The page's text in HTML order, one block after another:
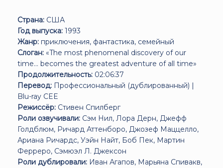
Страна: США
Год выпуска: 1993
Жанр: приключения, фантастика, семейный
Слоган: «The most phenomenal discovery of our
time... becomes the greatest adventure of all time»
Продолжительность: 02:06:37
Перевод: Профессиональный (дублированный) |
Blu-ray CEE
Режиссёр: Стивен Спилберг
Роли озвучивали: Сэм Нил, Лора Дерн, Джефф
Голдблюм, Ричард Аттенборо, Джозеф Маццелло,
Ариана Ричардс, Уэйн Найт, Боб Пек, Мартин
Ферреро, Сэмюэл Л. Джексон
Роли дублировали: Иван Агапов, Марьяна Спивакв,